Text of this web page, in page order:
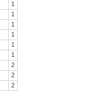
1
1
1
1
1
1
2
2
2